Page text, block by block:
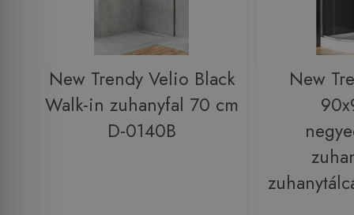
New Trendy Velio Black
Walk-in zuhanyfal 70 cm
D-0140B
New